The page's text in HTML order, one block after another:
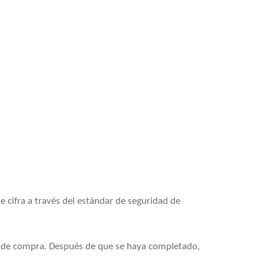
cifra a través del estándar de seguridad de
compra. Después de que se haya completado,